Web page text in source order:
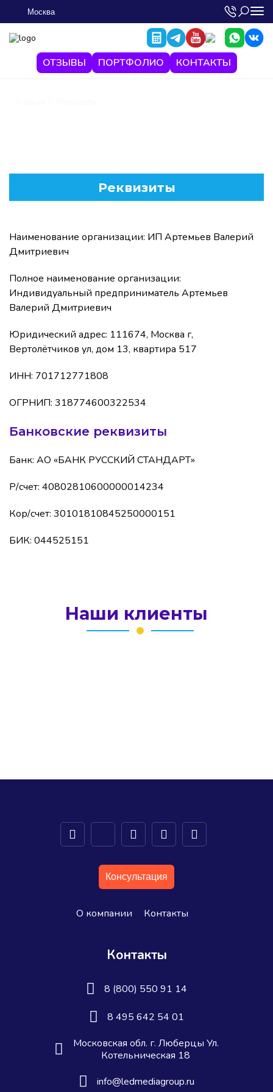
Москва
ОТЗЫВЫ ПОРТФОЛИО КОНТАКТЫ
Реквизиты
Наименование организации: ИП Артемьев Валерий
Дмитриевич
Полное наименование организации:
Индивидуальный предприниматель Артемьев
Валерий Дмитриевич
Юридический адрес: 111674, Москва г,
Вертолётчиков ул, дом 13, квартира 517
ИНН: 701712771808
ОГРНИП: 318774600322534
Банковские реквизиты
Банк: АО «БАНК РУССКИЙ СТАНДАРТ»
Р/счет: 40802810600000014234
Кор/счет: 30101810845250000151
БИК: 044525151
Наши клиенты
Консультация
О компании Контакты
Контакты
8 (800) 550 91 14
8 495 642 54 01
Московская обл. г. Люберцы Ул.
Котельническая 18
info@ledmediagroup.ru